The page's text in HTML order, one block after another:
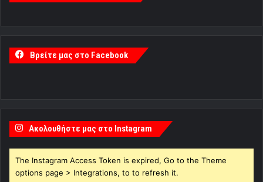
Βρείτε μας στο Facebook
Ακολουθήστε μας στο Instagram
The Instagram Access Token is expired, Go to the Theme
options page > Integrations, to to refresh it.